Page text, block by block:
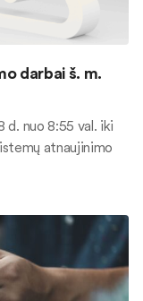
darbai š. m.
d. nuo 8:55 val. iki
atnaujinimo